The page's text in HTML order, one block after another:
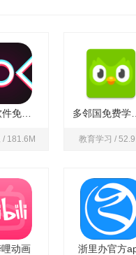
快剪辑软件免费版
/ 181.6M
多邻
教育学习 /
动画 浙里办官方